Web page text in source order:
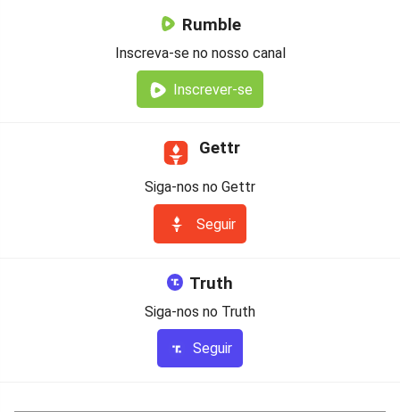
Rumble
Inscreva-se no nosso canal
Inscrever-se
Gettr
Siga-nos no Gettr
Seguir
Truth
Siga-nos no Truth
Seguir